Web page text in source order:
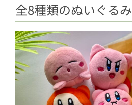
全8種類のぬいぐるみ